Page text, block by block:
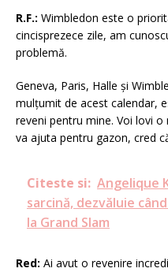
R.F.: Wimbledon este o
cincisprezece zile, am
problemă.
Geneva, Paris, Halle și
mulțumit de acest calendar,
reveni pentru mine. Voi lovi
va ajuta pentru gazon, cred
Citeste si: Angelique
sarcină, dezvăluie
la Grand Slam
Red: Ai avut o revenire